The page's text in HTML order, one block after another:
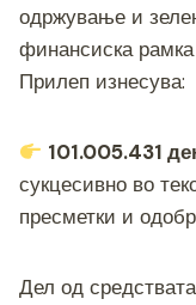
одржување и
финансиска
Прилеп изнесува:
101.005.431
сукцесивно во
пресметки и
Дел од